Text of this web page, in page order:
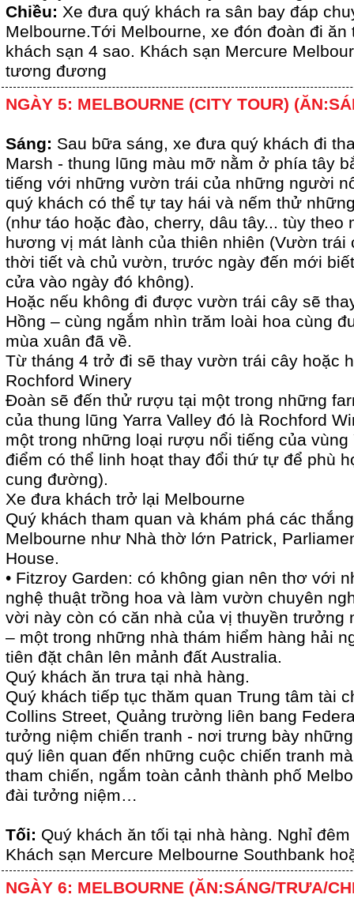
Chiều: Xe đưa quý khách ra sân bay đáp
Melbourne.Tới Melbourne, xe đón đoàn đi
khách sạn 4 sao. Khách sạn Mercure
tương đương
NGÀY 5: MELBOURNE (CITY TOUR)
Sáng: Sau bữa sáng, xe đưa quý khách đi
Marsh - thung lũng màu mỡ nằm ở phía tây
tiếng với những vườn trái của những người
quý khách có thể tự tay hái và nếm thử
(như táo hoặc đào, cherry, dâu tây... tùy theo
hương vị mát lành của thiên nhiên (Vườn trái
thời tiết và chủ vườn, trước ngày đến mới
cửa vào ngày đó không).
Hoặc nếu không đi được vườn trái cây sẽ
Hồng – cùng ngắm nhìn trăm loài hoa cùng
mùa xuân đã về.
Từ tháng 4 trở đi sẽ thay vườn trái cây hoặc
Rochford Winery
Đoàn sẽ đến thử rượu tại một trong những
của thung lũng Yarra Valley đó là Rochford
một trong những loại rượu nổi tiếng của vùng
điểm có thể linh hoạt thay đổi thứ tự để phù
cung đường).
Xe đưa khách trở lại Melbourne
Quý khách tham quan và khám phá các
Melbourne như Nhà thờ lớn Patrick,
House.
• Fitzroy Garden: có không gian nên thơ với
nghệ thuật trồng hoa và làm vườn chuyên
vời này còn có căn nhà của vị thuyền trưởng
– một trong những nhà thám hiểm hàng hải
tiên đặt chân lên mảnh đất Australia.
Quý khách ăn trưa tại nhà hàng.
Quý khách tiếp tục thăm quan Trung tâm tài
Collins Street, Quảng trường liên bang
tưởng niệm chiến tranh - nơi trưng bày
quý liên quan đến những cuộc chiến tranh
tham chiến, ngắm toàn cảnh thành phố
đài tưởng niệm…
Tối: Quý khách ăn tối tại nhà hàng. Nghỉ
Khách sạn Mercure Melbourne Southbank
NGÀY 6: MELBOURNE (ĂN:SÁNG/TRƯA/